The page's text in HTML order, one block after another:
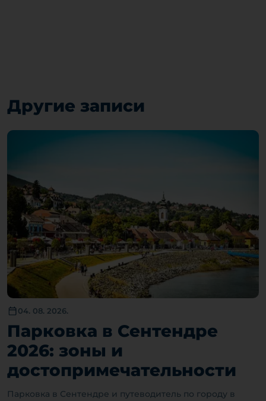
Другие записи
04. 08. 2026.
Парковка в Сентендре
2026: зоны и
достопримечательности
Парковка в Сентендре и путеводитель по городу в